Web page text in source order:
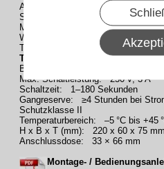
Astrofunktion (Programme P1–P3)
Sonnen- und Dämmerungssensor
Motorlaufzeit einstellbar
Wendefunktion
Tippbetrieb
Technische Daten
Betriebsspannung: 230 V, 50 Hz
Max. Schaltleistung: 250 V, 3 A
Schaltzeit: 1–180 Sekunden
Gangreserve: ≥4 Stunden bei
Schutzklasse II
Temperaturbereich: –5 °C bis +45
H x B x T (mm): 220 x 60 x 75
Anschlussdose: 33 × 66 mm
Montage- /